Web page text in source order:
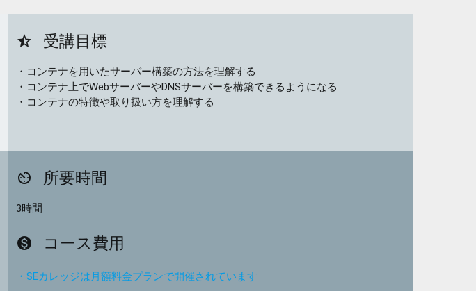
star_half 受講目標
・コンテナを用いたサーバー構築の方法を理解する
・コンテナ上でWebサーバーやDNSサーバーを構築できるようになる
・コンテナの特徴や取り扱い方を理解する
av_timer 所要時間
3時間
monetization_on コース費用
・SEカレッジは月額料金プランで開催されています